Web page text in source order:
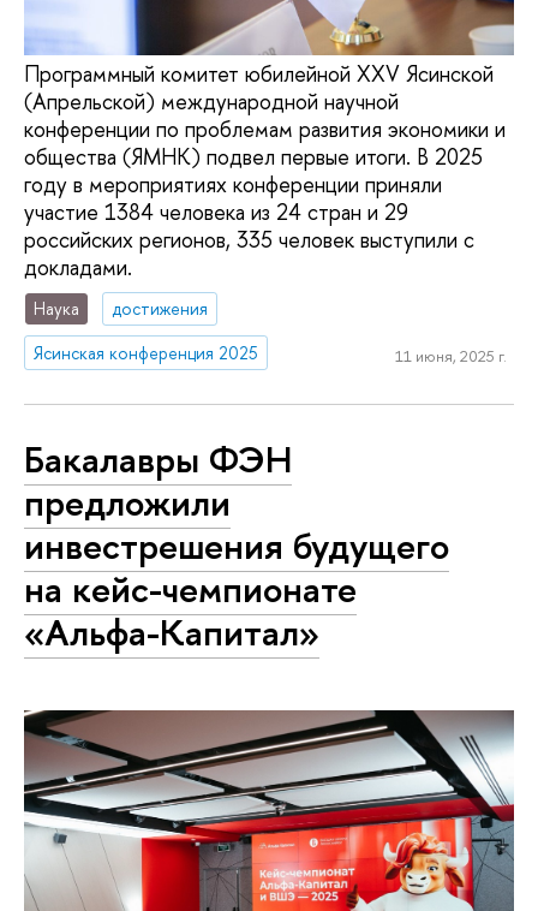
Программный комитет юбилейной XXV Ясинской
(Апрельской) международной научной
конференции по проблемам развития экономики и
общества (ЯМНК) подвел первые итоги. В 2025
году в мероприятиях конференции приняли
участие 1384 человека из 24 стран и 29
российских регионов, 335 человек выступили с
докладами.
Наука
достижения
Ясинская конференция 2025
11 июня, 2025 г.
Бакалавры ФЭН
предложили
инвестрешения будущего
на кейс-чемпионате
«Альфа-Капитал»